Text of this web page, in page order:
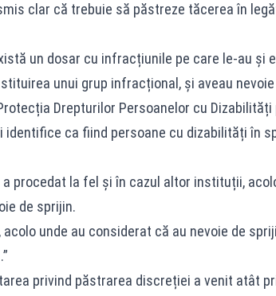
clar că trebuie să păstreze tăcerea în
un dosar cu infracțiunile pe care le-au și
unui grup infracțional, și aveau nevoie
Drepturilor Persoanelor cu Dizabilități
ca fiind persoane cu dizabilități în
a procedat la fel și în cazul altor instituții,
de sprijin.
unde au considerat că au nevoie de
privind păstrarea discreției a venit atât